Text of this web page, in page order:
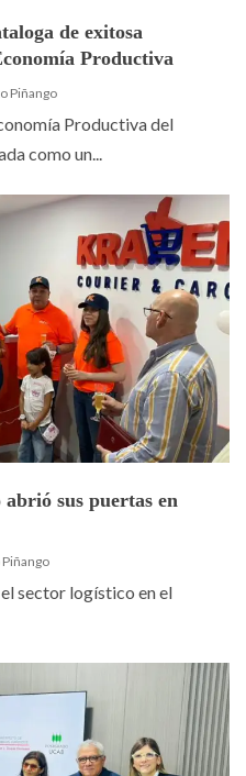
de exitosa
Productiva
Piñango
Productiva del
como un...
sus puertas en
sector logístico en el